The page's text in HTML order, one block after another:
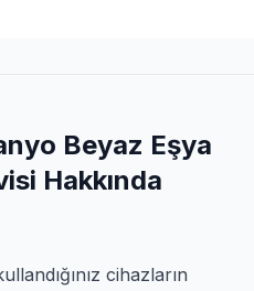
Beyaz Eşya
Hakkında
cihazların